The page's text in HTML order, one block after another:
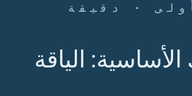
· دقيقة
الياقة